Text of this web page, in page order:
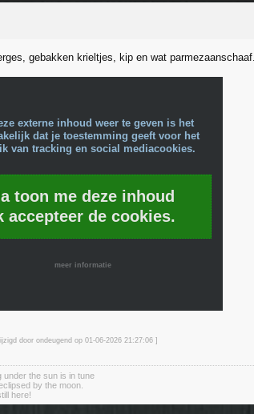
gebakken krieltjes, kip en wat
externe inhoud weer te geven is het
dat je toestemming geeft voor het
van tracking en social mediacookies.
toon me deze inhoud
accepteer de cookies.
meer informatie
door ondeugend op 01-06-2026 21:27:06 ]
under the sun is in tune
by the moon.
here!